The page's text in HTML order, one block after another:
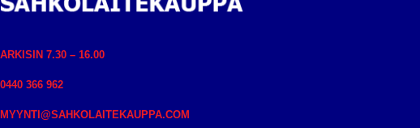
ARKISIN 7.30 – 16.00
0440 366 962
MYYNTI@SAHKOLAITEKAUPPA.COM